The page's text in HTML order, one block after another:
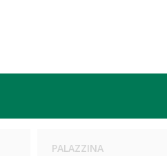
PALAZZINA